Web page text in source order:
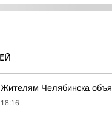
Жителям Челябинска
18:16